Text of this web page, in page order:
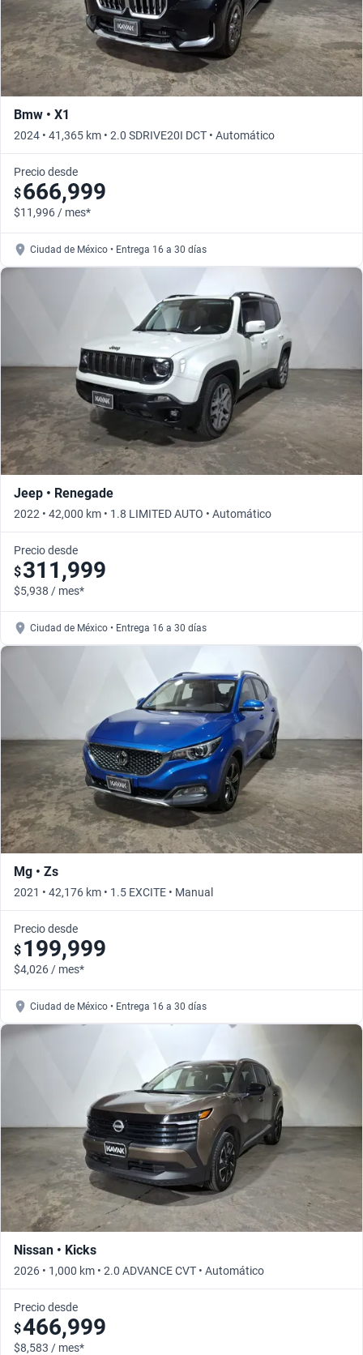
Bmw • X1
2024 • 41,365 km • 2.0 SDRIVE20I DCT • Automático
Precio desde
$666,999
$11,996 / mes*
Ciudad de México • Entrega 16 a 30 días
Jeep • Renegade
2022 • 42,000 km • 1.8 LIMITED AUTO • Automático
Precio desde
$311,999
$5,938 / mes*
Ciudad de México • Entrega 16 a 30 días
Mg • Zs
2021 • 42,176 km • 1.5 EXCITE • Manual
Precio desde
$ 199,999
$4,026 / mes*
Ciudad de México • Entrega 16 a 30 días
Nissan • Kicks
2026 • 1,000 km • 2.0 ADVANCE CVT • Automático
Precio desde
$466,999
$8,583 / mes*